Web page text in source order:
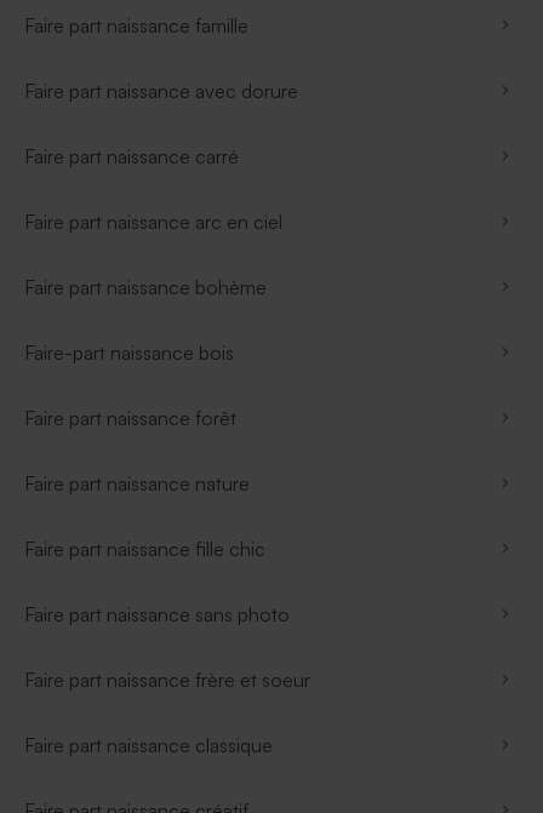
Faire part naissance famille
Faire part naissance avec dorure
Faire part naissance carré
Faire part naissance arc en ciel
Faire part naissance bohème
Faire-part naissance bois
Faire part naissance forêt
Faire part naissance nature
Faire part naissance fille chic
Faire part naissance sans photo
Faire part naissance frère et soeur
Faire part naissance classique